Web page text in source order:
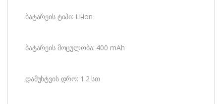
ბატარეის ტიპი: Li-ion
ბატარეის მოცულობა: 400 mAh
დამუხტვის დრო: 1.2 სთ